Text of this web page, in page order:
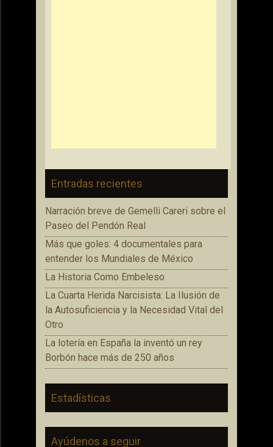
Entradas recientes
Narración breve de Gemelli Careri sobre el
Paseo del Pendón Real
Más que goles: 4 documentales para
entender los Mundiales de México
La Historia Como Embeleso
La Cuarta Herida Narcisista: La Ilusión de
la Autosuficiencia y la Necesidad Vital del
Otro
La lotería en España la inventó un rey
Borbón hace más de 250 años
Estadísticas
Ayúdenos a seguir